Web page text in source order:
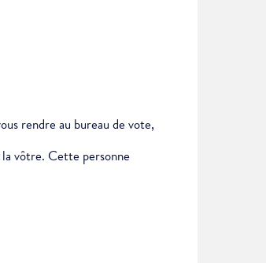
rendre au bureau de vote,
vôtre. Cette personne